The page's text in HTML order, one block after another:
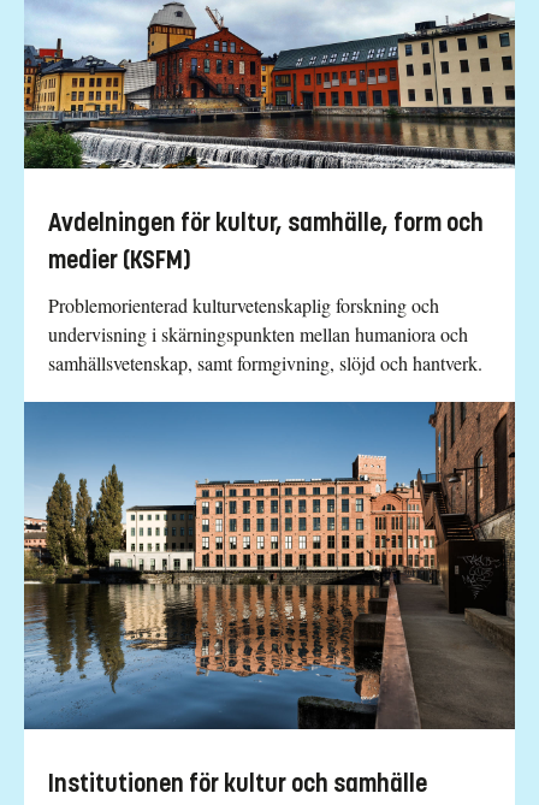
Avdelningen för kultur, samhälle, form och
medier (KSFM)
Problemorienterad kulturvetenskaplig forskning och
undervisning i skärningspunkten mellan humaniora och
samhällsvetenskap, samt formgivning, slöjd och hantverk.
Institutionen för kultur och samhälle